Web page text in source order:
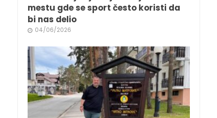
mestu gde se sport često koristi da
bi nas delio
04/06/2026